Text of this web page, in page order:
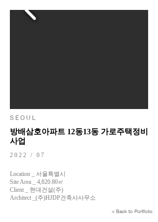
S E O U L
방배삼호아파트 12동13동 가로주택정비
사업
2022 / 07
Location _ 서울특별시
Site Area _ 4,820.80㎡
Client _ 현대건설(주)
Architect _(주)HJDP건축사사무소
< Back to Portfolio